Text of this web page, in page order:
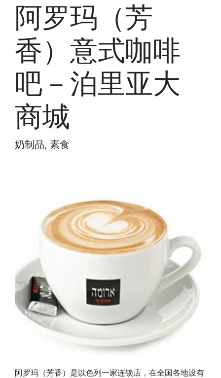
阿罗玛（芳
香）意式咖啡
吧－泊里亚大
商城
奶制品, 素食
阿罗玛（芳香）是以色列一家连锁店，在全国各地设有